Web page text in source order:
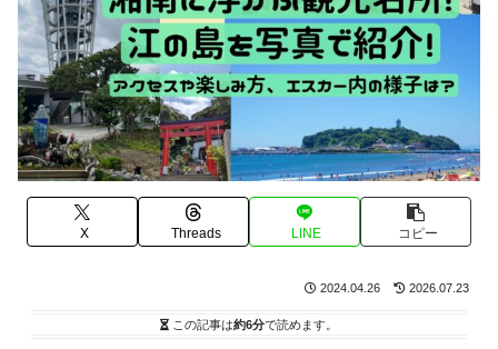
X Threads LINE コピー
2024.04.26 2026.07.23
この記事は約6分で読めます。